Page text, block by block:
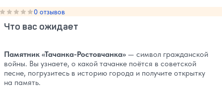
количество звезд:
0 отзывов
Что вас ожидает
Памятник «Тачанка-Ростовчанка» — символ гражданской
войны. Вы узнаете, о какой тачанке поётся в советской
песне, погрузитесь в историю города и получите открытку
на память.